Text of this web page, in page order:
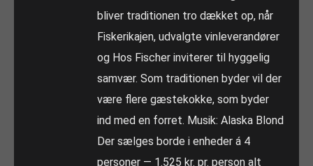
bliver traditionen tro dækket op, når
Fiskerikajen, udvalgte vinleverandører
og Hos Fischer inviterer til hyggelig
samvær. Som traditionen byder vil der
være flere gæstekokke, som byder
ind med en forret. Musik: Alaska Blond
Der sælges borde i enheder á 4
personer — 1.525 kr. pr. person alt